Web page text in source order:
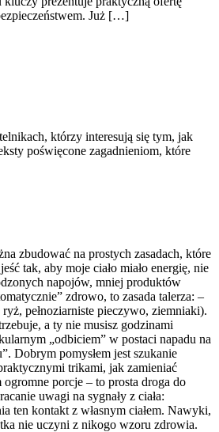
Już […]
którzy interesują się tym, jak
poświęcone zagadnieniom, które
zbudować na prostych zasadach, które
tak, aby moje ciało miało energię, nie
napojów, mniej produktów
zdrowo, to zasada talerza: –
pełnoziarniste pieczywo, ziemniaki).
a ty nie musisz godzinami
„odbiciem” w postaci napadu na
Dobrym pomysłem jest szukanie
trikami, jak zamieniać
porcje – to prosta droga do
uwagi na sygnały z ciała:
ten kontakt z własnym ciałem. Nawyki,
nie uczyni z nikogo wzoru zdrowia.